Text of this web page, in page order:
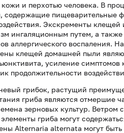
и перхотью человека. В
содержащие пищеварительные
Экскременты
ингаляционным путем, а
аллергического воспаления.
клещей домашней пыли
усиление симптомов
продолжительности
грибок, растущий
гриба являются отмершие
зерновых культур. Ветром
гриба могут
Alternaria alternata могут